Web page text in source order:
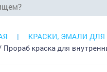
КРАСКИ, ЭМАЛИ ДЛЯ
Прораб краска для